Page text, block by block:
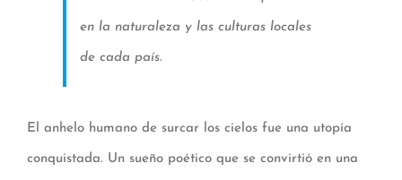
en la naturaleza y las culturas locales
de cada país.
El anhelo humano de surcar los cielos fue una utopía
conquistada. Un sueño poético que se convirtió en una